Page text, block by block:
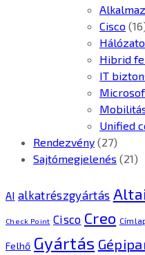
Cisco
Hibrid
IT
Unified
Rendezvény (27)
Sajtómegjelenés (21)
AI alkatrészgyártás
Check Point Cisco Creo
Felhő Gyártás